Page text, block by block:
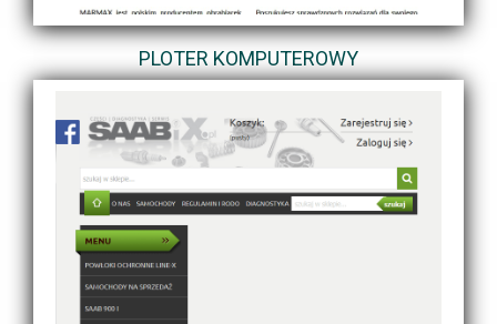
PLOTER KOMPUTEROWY